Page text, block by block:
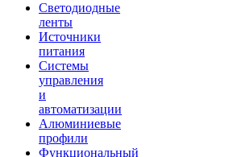
Светодиодные
ленты
Источники
питания
Системы
управления
и
автоматизации
Алюминиевые
профили
Функциональный